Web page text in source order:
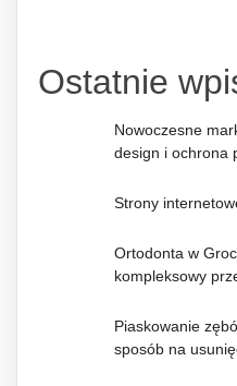
Ostatnie
Nowoczesne
design i ochrona
Strony
Ortodonta w
kompleksowy
Piaskowanie
sposób na